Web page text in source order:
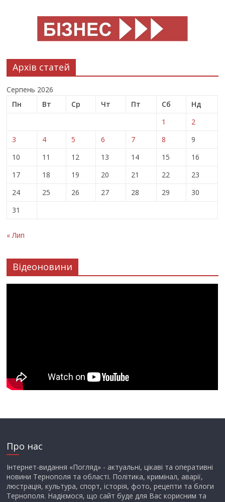
Архів статей
Серпень 2026
Пн
Вт Ср Чт Пт Сб
Нд
1
2
3
4 5 6 7 8
9
10
11 12 13 14 15
16
17
18 19 20 21 22
23
24
25 26 27 28 29
30
31
« Лип
Відеоновини
Про нас
Інтернет-видання «Погляд» - актуальні, цікаві та оперативні
новини Тернополя та області. Політика, кримінал, аварії,
люстрація, культура, спорт, історія, фото, рецепти та блоги
Тернополя. Надіємося, що сайт буде для Вас корисним та